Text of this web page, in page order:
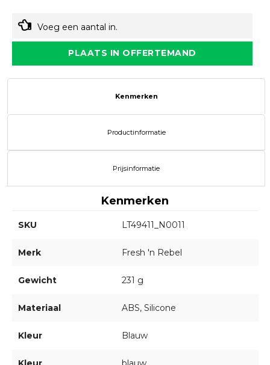
Voeg een aantal in.
PLAATS IN OFFERTEMAND
Kenmerken
Productinformatie
Prijsinformatie
Kenmerken
SKU LT49411_N0011
Merk Fresh 'n Rebel
Gewicht 231 g
Materiaal ABS, Silicone
Kleur Blauw